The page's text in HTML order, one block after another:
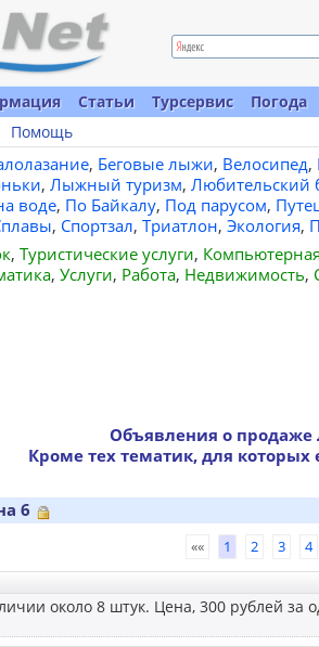
Статьи Турсервис Погода
Помощь
, Беговые лыжи, Велосипед,
, Лыжный туризм, Любительский
воде, По Байкалу, Под парусом,
, Спортзал, Триатлон, Экология,
, Туристические услуги,
, Услуги, Работа, Недвижимость,
Объявления о
Кроме тех тематик, для которых
6
«« 1 2 3 4
около 8 штук. Цена, 300 рублей за